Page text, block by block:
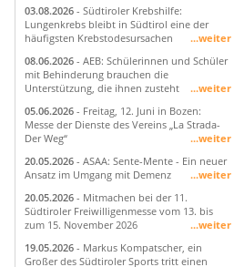
03.08.2026 - Südtiroler Krebshilfe:
Lungenkrebs bleibt in Südtirol eine der
häufigsten Krebstodesursachen
...weiter
08.06.2026 - AEB: Schülerinnen und Schüler
mit Behinderung brauchen die
Unterstützung, die ihnen zusteht
...weiter
05.06.2026 - Freitag, 12. Juni in Bozen:
Messe der Dienste des Vereins „La Strada-
Der Weg“
...weiter
20.05.2026 - ASAA: Sente-Mente - Ein neuer
Ansatz im Umgang mit Demenz
...weiter
20.05.2026 - Mitmachen bei der 11.
Südtiroler Freiwilligenmesse vom 13. bis
zum 15. November 2026
...weiter
19.05.2026 - Markus Kompatscher, ein
Großer des Südtiroler Sports tritt einen